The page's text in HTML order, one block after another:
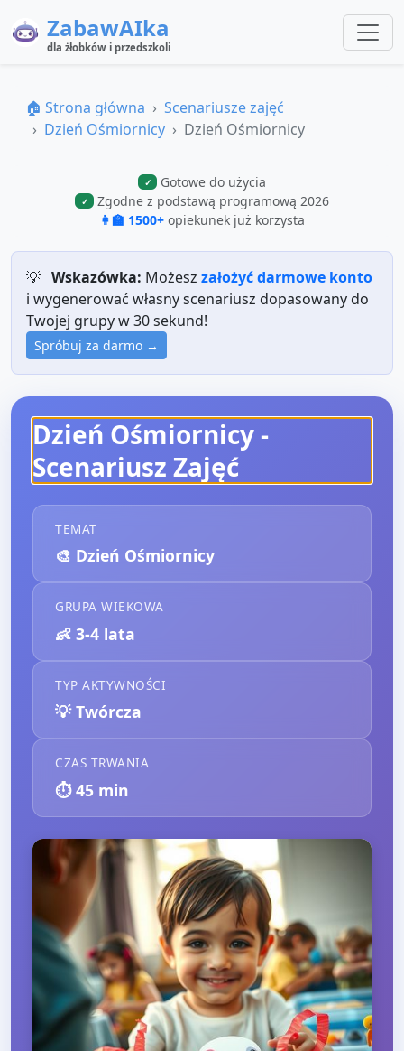
ZabawAIka
dla żłobków i przedszkoli
🏠 Strona główna
Scenariusze zajęć
Dzień Ośmiornicy
Dzień Ośmiornicy
✓ Gotowe do użycia
✓
Zgodne z podstawą programową 2026
👩‍🏫 1500+ opiekunek już korzysta
💡 Wskazówka: Możesz założyć darmowe konto
i wygenerować własny scenariusz dopasowany do
Twojej grupy w 30 sekund!
Spróbuj za darmo →
Dzień Ośmiornicy-
Scenariusz Zajęć
TEMAT
🎨 Dzień Ośmiornicy
GRUPA WIEKOWA
👶 3-4 lata
TYP AKTYWNOŚCI
💡 Twórcza
CZAS TRWANIA
⏱️45 min